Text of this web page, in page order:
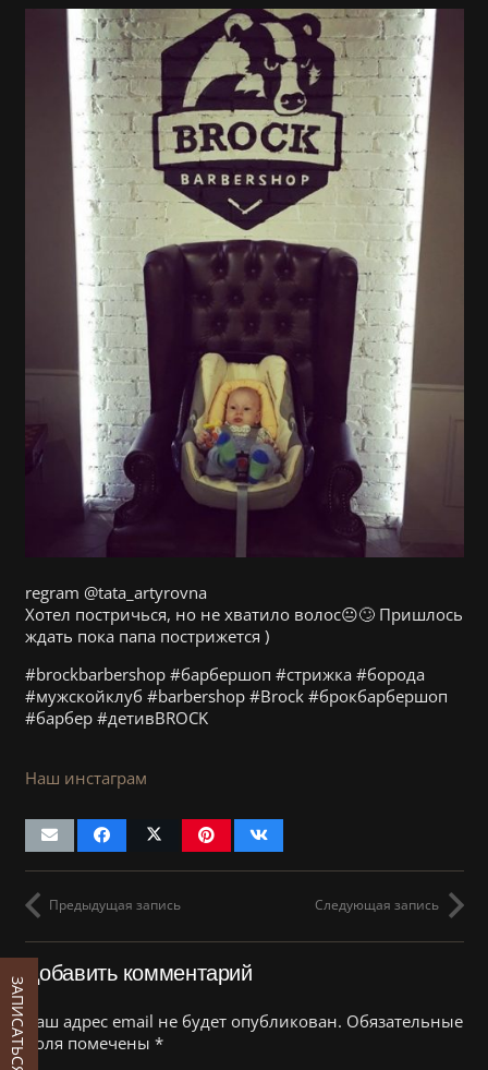
regram @tata_artyrovna
Хотел постричься, но не хватило волос😐🙄 Пришлось
ждать пока папа пострижется )
#brockbarbershop #барбершоп #стрижка #борода
#мужскойклуб #barbershop #Brock #брокбарбершоп
#барбер #детивBROCK
Наш инстаграм
Предыдущая запись Следующая запись
Добавить комментарий
Ваш адрес email не будет опубликован. Обязательные
поля помечены *